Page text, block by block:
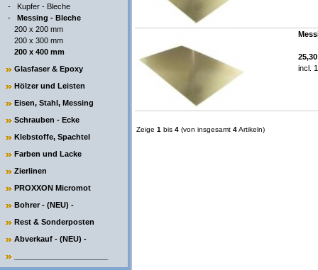
- Kupfer - Bleche
- Messing - Bleche
200 x 200 mm
200 x 300 mm
200 x 400 mm
Glasfaser & Epoxy
Hölzer und Leisten
Eisen, Stahl, Messing
Schrauben - Ecke
Klebstoffe, Spachtel
Farben und Lacke
Zierlinen
PROXXON Micromot
Bohrer - (NEU) -
Rest & Sonderposten
Abverkauf - (NEU) -
incl.
Zeige 1 bis 4 (von insgesamt 4Artikeln)